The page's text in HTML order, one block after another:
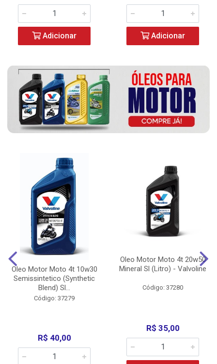
Adicionar Adicionar
Oleo Motor Moto 4t 10w30
Semissintetico (Synthetic
Blend) Sl...
Código: 37279
R$ 40,00
Oleo Motor Moto 4t 20w50
Mineral Sl (Litro) - Valvoline
Código: 37280
R$ 35,00